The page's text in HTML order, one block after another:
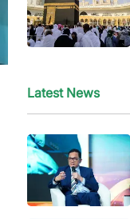
Latest News